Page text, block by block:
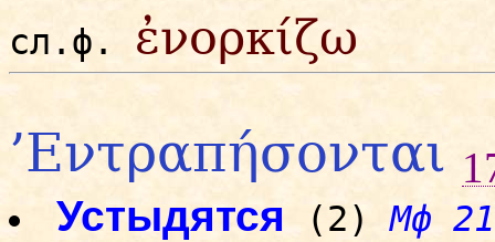
сл.ф. ἐνορκίζω
’Εντραπήσονται
Устыдятся (2)Мф 21